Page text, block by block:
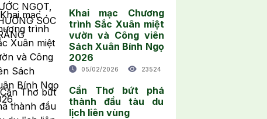
Khai mạc Chương
trình Sắc Xuân miệt
vườn và Công viên
Sách Xuân Bính Ngọ
2026
05/02/2026 23524
Cần Thơ bứt phá
thành đầu tàu du
lịch liên vùng